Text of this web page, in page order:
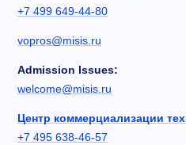
+7 499 649-44-80
vopros@misis.ru
Admission Issues:
welcome@misis.ru
Центр коммерциализации
+7 495 638-46-57